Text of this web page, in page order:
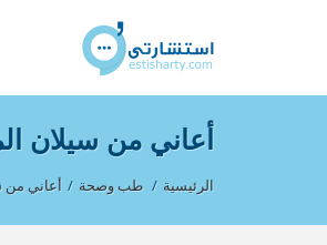
أعاني من سيلان
الرئيسية / طب وصحة / أعاني من